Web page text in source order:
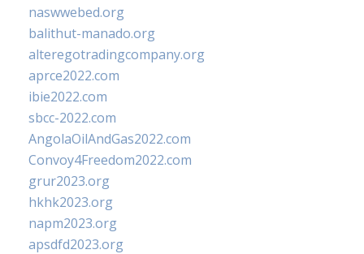
naswwebed.org
balithut-manado.org
alteregotradingcompany.org
aprce2022.com
ibie2022.com
sbcc-2022.com
AngolaOilAndGas2022.com
Convoy4Freedom2022.com
grur2023.org
hkhk2023.org
napm2023.org
apsdfd2023.org